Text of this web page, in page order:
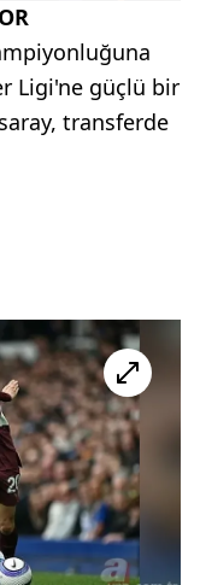
Ligi'ne güçlü bir
transferde